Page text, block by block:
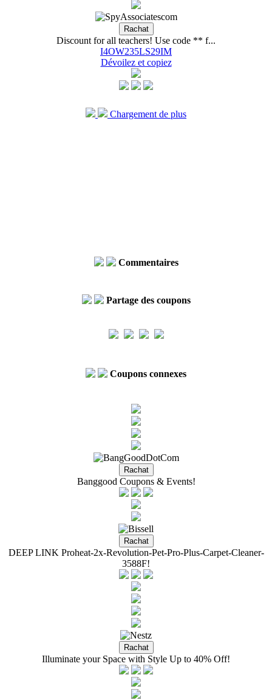
Discount for all teachers! Use code ** f...
I4OW235LS29IM
Dévoilez et copiez
Chargement de plus
Commentaires
Partage des coupons
Coupons connexes
Banggood Coupons & Events!
DEEP LINK Proheat-2x-Revolution-Pet-Pro-Plus-Carpet-Cleaner-
3588F!
Illuminate your Space with Style Up to 40% Off!